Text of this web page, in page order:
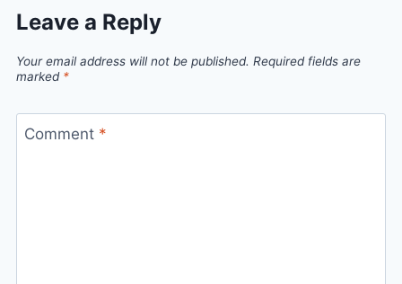
Leave a Reply
Your email address will not be published. Required fields are
marked *
Comment *